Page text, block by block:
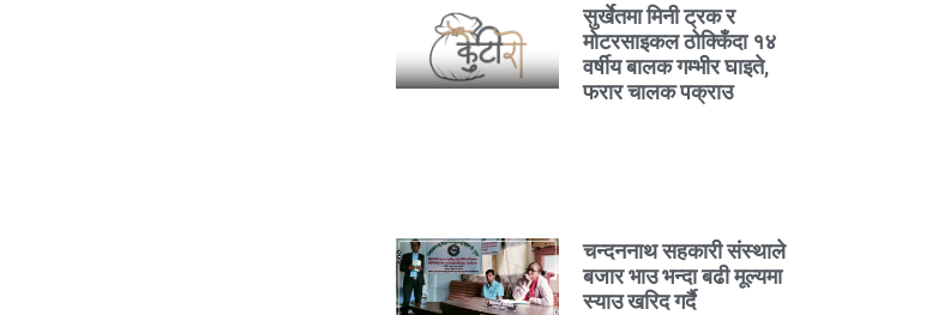
सुर्खेतमा मिनी ट्रक र
मोटरसाइकल ठोक्किँदा १४
वर्षीय बालक गम्भीर घाइते,
फरार चालक पक्राउ
चन्दननाथ सहकारी संस्थाले
बजार भाउ भन्दा बढी मूल्यमा
स्याउ खरिद गर्दै